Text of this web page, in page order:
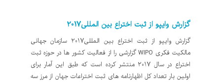
گزارش وایپو از ثبت اختراع بین المللی2017
گزارش وایپو از ثبت اختراع بین المللی2017 سازمان جهانی
مالکیت فکری WIPO گزارشی را از فعالیت کشور ها در حوزه ثبت
اختراع در سال 2017 منتشر کرده است که طبق این آمار برای
اولین بار تعداد کل اظهارنامه های ثبت اختراعات جهان از مرز سه